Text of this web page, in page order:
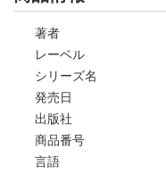
著者
レーベル
シリーズ名
発売日
出版社
商品番号
言語